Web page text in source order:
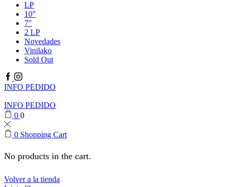
LP
10"
7"
2 LP
Novedades
Vinilako
Sold Out
Facebook
Instagram
INFO PEDIDO
INFO PEDIDO
0 0
0 Shopping Cart
No products in the cart.
Volver a la tienda